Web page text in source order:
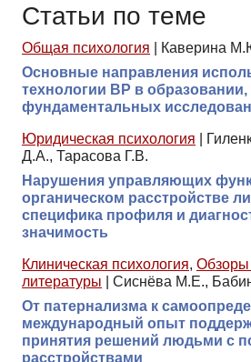
Статьи по теме
Общая психология
Каверина
Основные направления
технологии ВР в
фундаментальных
Юридическая психология
Д.А., Тарасова Г.В.
Нарушения управляющих
органическом расстройстве
специфика профиля и
значимость
Клиническая психология, Обзоры
литературы
Сиснёва М.Е.,
От патернализма к
международный опыт
принятия решений людьми с
расстройствами